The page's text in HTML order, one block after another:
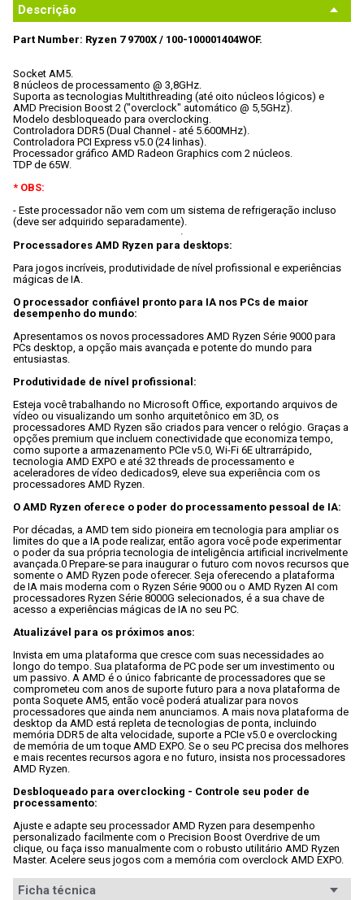
Descrição
Part Number: Ryzen 7 9700X / 100-100001404WOF.
Socket AM5.
8 núcleos de processamento @ 3,8GHz.
Suporta as tecnologias Multithreading (até oito núcleos lógicos) e
AMD Precision Boost 2 ("overclock" automático @ 5,5GHz).
Modelo desbloqueado para overclocking.
Controladora DDR5 (Dual Channel - até 5.600MHz).
Controladora PCI Express v5.0 (24 linhas).
Processador gráfico AMD Radeon Graphics com 2 núcleos.
TDP de 65W.
* OBS:
- Este processador não vem com um sistema de refrigeração incluso
Processadores AMD Ryzen para desktops:
Para jogos incríveis, produtividade de nível profissional e experiências
mágicas de IA.
O processador confiável pronto para IA nos PCs de maior
desempenho do mundo:
Apresentamos os novos processadores AMD Ryzen Série 9000 para
PCs desktop, a opção mais avançada e potente do mundo para
entusiastas.
Produtividade de nível profissional:
Esteja você trabalhando no Microsoft Office, exportando arquivos de
vídeo ou visualizando um sonho arquitetônico em 3D, os
processadores AMD Ryzen são criados para vencer o relógio. Graças a
opções premium que incluem conectividade que economiza tempo,
como suporte a armazenamento PCIe v5.0, Wi-Fi 6E ultrarrápido,
tecnologia AMD EXPO e até 32 threads de processamento e
aceleradores de vídeo dedicados9, eleve sua experiência com os
processadores AMD Ryzen.
O AMD Ryzen oferece o poder do processamento pessoal de IA:
Por décadas, a AMD tem sido pioneira em tecnologia para ampliar os
limites do que a IA pode realizar, então agora você pode experimentar
o poder da sua própria tecnologia de inteligência artificial incrivelmente
avançada.0 Prepare-se para inaugurar o futuro com novos recursos que
somente o AMD Ryzen pode oferecer. Seja oferecendo a plataforma
de IA mais moderna com o Ryzen Série 9000 ou o AMD Ryzen AI com
processadores Ryzen Série 8000G selecionados, é a sua chave de
acesso a experiências mágicas de IA no seu PC.
Atualizável para os próximos anos:
Invista em uma plataforma que cresce com suas necessidades ao
longo do tempo. Sua plataforma de PC pode ser um investimento ou
um passivo. A AMD é o único fabricante de processadores que se
comprometeu com anos de suporte futuro para a nova plataforma de
ponta Soquete AM5, então você poderá atualizar para novos
processadores que ainda nem anunciamos. A mais nova plataforma de
desktop da AMD está repleta de tecnologias de ponta, incluindo
memória DDR5 de alta velocidade, suporte a PCIe v5.0 e overclocking
de memória de um toque AMD EXPO. Se o seu PC precisa dos melhores
e mais recentes recursos agora e no futuro, insista nos processadores
AMD Ryzen.
Desbloqueado para overclocking - Controle seu poder de
processamento:
Ajuste e adapte seu processador AMD Ryzen para desempenho
personalizado facilmente com o Precision Boost Overdrive de um
clique, ou faça isso manualmente com o robusto utilitário AMD Ryzen
Master. Acelere seus jogos com a memória com overclock AMD EXPO.
Ficha técnica